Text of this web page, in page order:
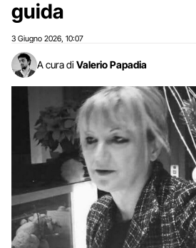
guida
3 Giugno 2026 10:07
A cura di Valerio Papadia